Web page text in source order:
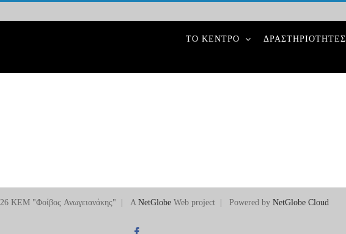
ΤΟ ΚΕΝΤΡΟ ΔΡΑΣΤΗΡΙΟΤΗΤΕΣ
ΚΕΜ "Φοίβος Ανωγειανάκης" | A NetGlobe Web project | Powered by NetGlobe Cloud